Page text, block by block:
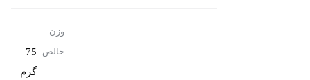
وزن
خالص
75
گرم